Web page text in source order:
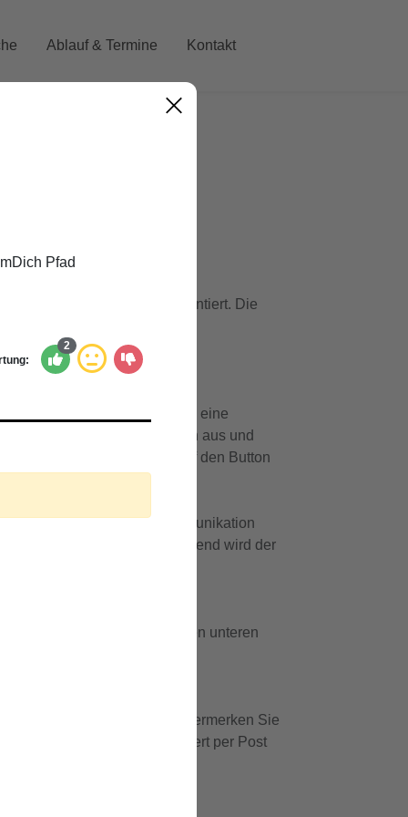
Ablauf & Termine Kontakt
sind
der Mitmachkarte präsentiert. Die
Sie darauf und setzen Sie so eine
die erforderlichen Angaben aus und
klicken Sie bitte auf den Button
Umgang in der Kommunikation
Nettikette geprüft. Anschließend wird der
Nutzen Sie hierfür bitte den unteren
1, 91126 Schwabach. Vermerken Sie
oder ihn ausreichend frankiert per Post
Pfad
2